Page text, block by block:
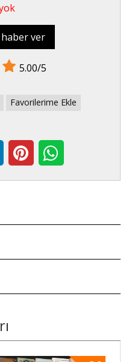
ver
5.00/5
Favorilerime Ekle